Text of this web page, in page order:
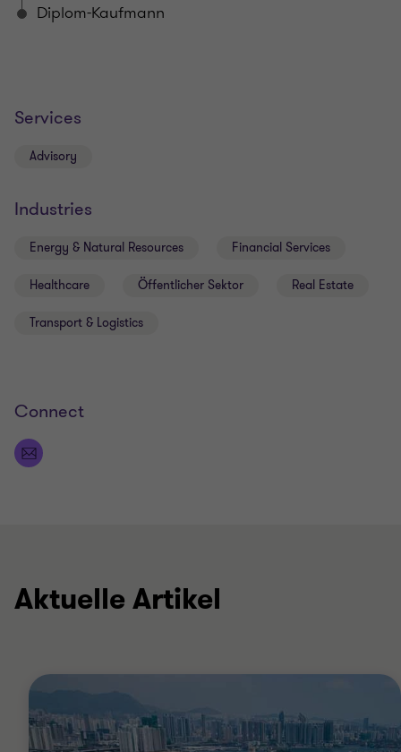
Diplom-Kaufmann
Services
Advisory
Industries
Energy & Natural Resources Financial Services
Healthcare Öffentlicher Sektor Real Estate
Transport & Logistics
Connect
Aktuelle Artikel